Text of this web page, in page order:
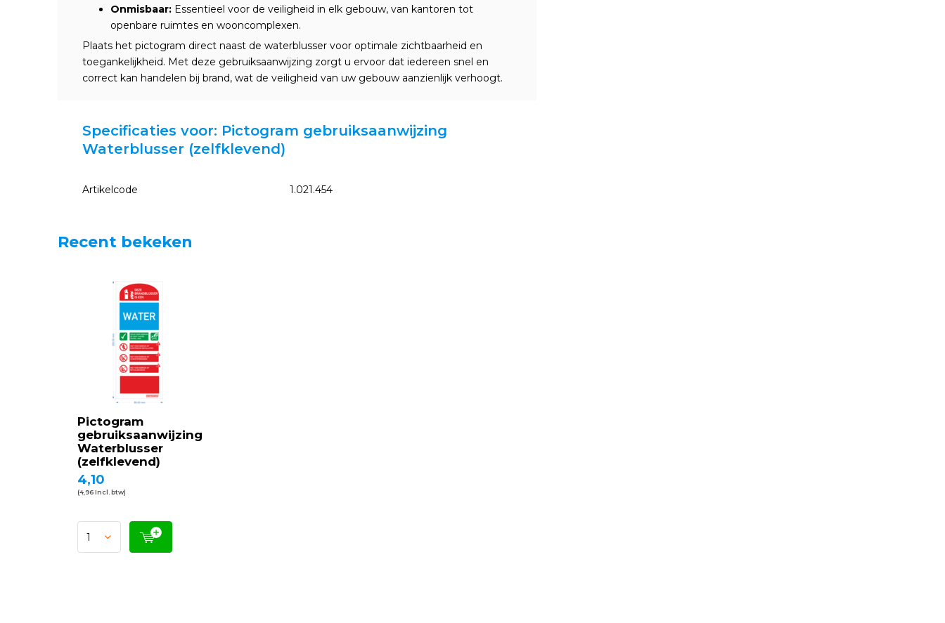
Onmisbaar: Essentieel voor de veiligheid in elk gebouw, van kantoren tot
openbare ruimtes en wooncomplexen.
Plaats het pictogram direct naast de waterblusser voor optimale zichtbaarheid en
toegankelijkheid. Met deze gebruiksaanwijzing zorgt u ervoor dat iedereen snel en
correct kan handelen bij brand, wat de veiligheid van uw gebouw aanzienlijk verhoogt.
Specificaties voor: Pictogram gebruiksaanwijzing
Waterblusser (zelfklevend)
Artikelcode 1.021.454
Recent bekeken
Pictogram
gebruiksaanwijzing
Waterblusser
(zelfklevend)
4,10
(4,96 Incl. btw)